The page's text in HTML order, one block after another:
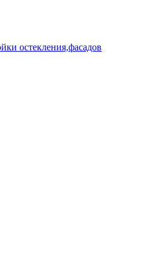
остекления,фасадов